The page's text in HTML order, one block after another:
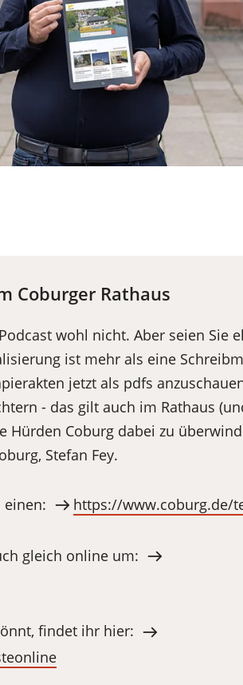
Coburger Rathaus
wohl nicht. Aber seien Sie
ist mehr als eine
jetzt als pdfs
- das gilt auch im Rathaus
Hürden Coburg dabei zu
Stefan Fey.
einen: https://www.coburg.de/
gleich online um:
findet ihr hier: